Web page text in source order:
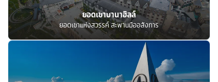
ยอดเขาบานาฮิลล์
ยอดเขาแห่งสวรรค์ สะพานมืออลังการ